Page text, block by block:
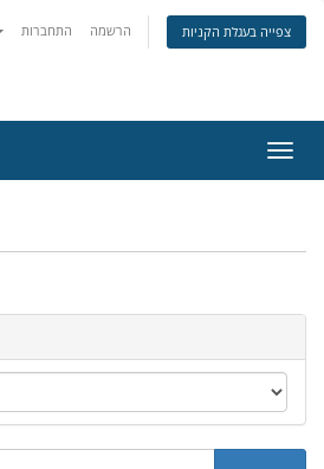
התחברות הרשמה צפייה בעגלת הקניות
ניווט